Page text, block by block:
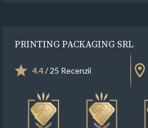
PRINTING PACKAGING SRL
4.4/ 25 Recenzii